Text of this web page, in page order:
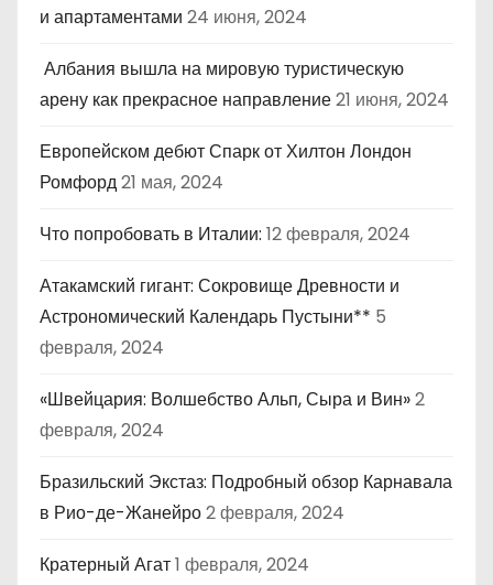
и апартаментами 24 июня, 2024
Албания вышла на мировую туристическую
арену как прекрасное направление21 июня, 2024
Европейском дебют Спарк от Хилтон Лондон
Ромфорд21 мая, 2024
Что попробовать в Италии: 12 февраля, 2024
Атакамский гигант: Сокровище Древности и
Астрономический Календарь Пустыни** 5
февраля, 2024
«Швейцария: Волшебство Альп, Сыра и Вин»2
февраля, 2024
Бразильский Экстаз: Подробный обзор Карнавала
в Рио-де-Жанейро2 февраля, 2024
Кратерный Агат1 февраля, 2024